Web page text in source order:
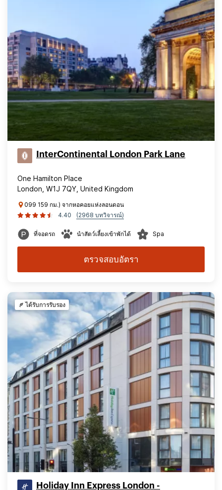
InterContinental London Park Lane
One Hamilton Place
London, W1J 7QY, United Kingdom
099 159 กม.) จากหอคอยแห่งลอนดอน
4.40
(2968 บทวิจารณ์)
ที่จอดรถ นำสัตว์เลี้ยงเข้าพักได้ Spa
ตรวจสอบอัตรา
ได้รับการรับรอง
Holiday Inn Express London -